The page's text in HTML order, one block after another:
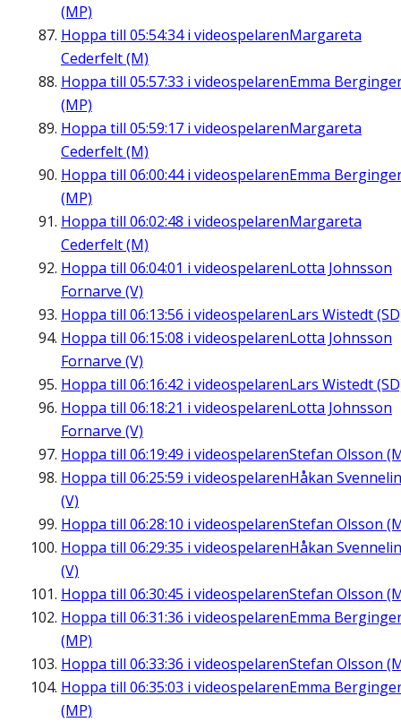
(MP)
Hoppa till 05:54:34i videospelarenMargareta
Cederfelt (M)
Hoppa till 05:57:33 i videospelarenEmma
(MP)
Hoppa till 05:59:17 i videospelarenMargareta
Cederfelt (M)
Hoppa till 06:00:44i videospelarenEmma
(MP)
Hoppa till 06:02:48 i videospelarenMargareta
Cederfelt (M)
Hoppa till 06:04:01 i videospelarenLotta Johnsson
Fornarve (V)
Hoppa till 06:13:56 i videospelarenLars Wistedt
Hoppa till 06:15:08 i videospelarenLotta Johnsson
Fornarve (V)
Hoppa till 06:16:42 i videospelarenLars Wistedt
Hoppa till 06:18:21 i videospelarenLotta Johnsson
Fornarve (V)
Hoppa till 06:19:49 i videospelarenStefan Olsson
Hoppa till 06:25:59 i videospelarenHåkan
(V)
Hoppa till 06:28:10 i videospelarenStefan Olsson
Hoppa till 06:29:35 i videospelarenHåkan
(V)
Hoppa till 06:30:45 i videospelarenStefan Olsson
Hoppa till 06:31:36 i videospelarenEmma
(MP)
Hoppa till 06:33:36 i videospelarenStefan Olsson
Hoppa till 06:35:03 i videospelarenEmma
(MP)